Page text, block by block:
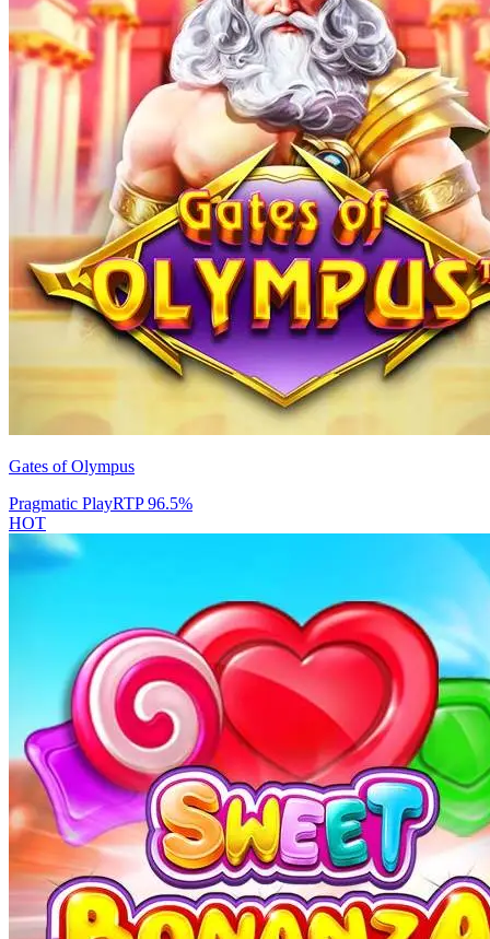
Gates of Olympus
Pragmatic PlayRTP96.5%
HOT